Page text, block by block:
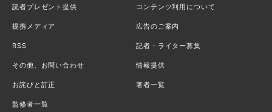
読者プレゼント提供 コンテンツ利用について
提携メディア 広告のご案内
RSS 記者・ライター募集
その他、お問い合わせ 情報提供
お詫びと訂正 著者一覧
監修者一覧